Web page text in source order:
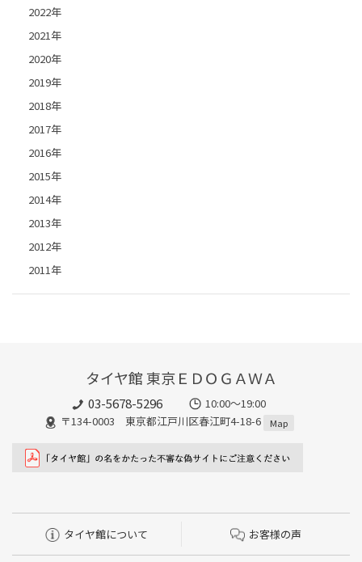
2022年
2021年
2020年
2019年
2018年
2017年
2016年
2015年
2014年
2013年
2012年
2011年
タイヤ館 東京ＥＤＯＧＡＷＡ
03-5678-5296
10:00～19:00
〒134-0003 東京都江戸川区春江町4-18-6
Map
タイヤ館について お客様の声